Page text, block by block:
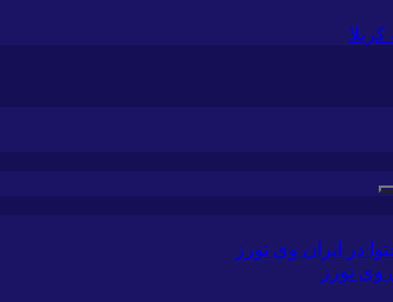
در ایران وی تورز
وی تورز